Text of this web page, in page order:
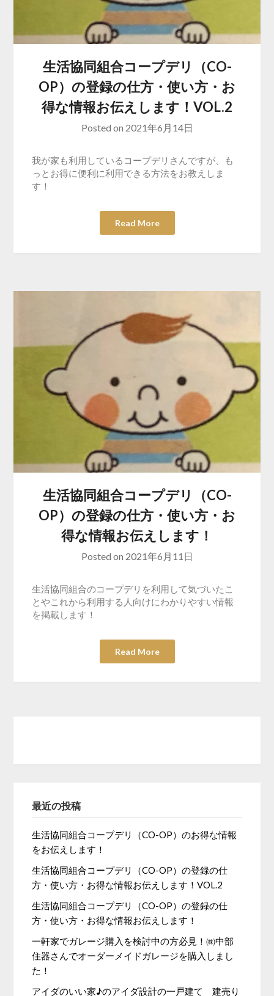
生活協同組合コープデリ（CO-
OP）の登録の仕方・使い方・お
得な情報お伝えします！VOL.2
Posted on 2021年6月14日
我が家も利用しているコープデリさんですが、も
っとお得に便利に利用できる方法をお教えしま
す！
Read More
生活協同組合コープデリ（CO-
OP）の登録の仕方・使い方・お
得な情報お伝えします！
Posted on 2021年6月11日
生活協同組合のコープデリを利用して気づいたこ
とやこれから利用する人向けにわかりやすい情報
を掲載します！
Read More
最近の投稿
生活協同組合コープデリ（CO-OP）のお得な情報
をお伝えします！
生活協同組合コープデリ（CO-OP）の登録の仕
方・使い方・お得な情報お伝えします！VOL.2
生活協同組合コープデリ（CO-OP）の登録の仕
方・使い方・お得な情報お伝えします！
一軒家でガレージ購入を検討中の方必見！㈱中部
住器さんでオーダーメイドガレージを購入しまし
た！
アイダのいい家♪のアイダ設計の一戸建て 建売り